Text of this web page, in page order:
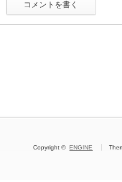
Copyright ©ENGINE